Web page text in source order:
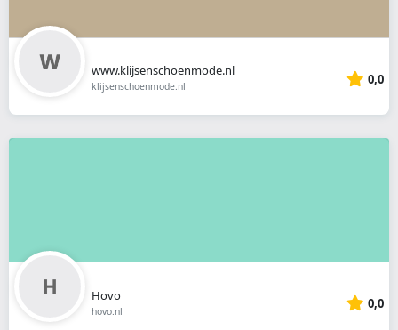
www.klijsenschoenmode.nl
klijsenschoenmode.nl 0,0
Hovo
hovo.nl 0,0